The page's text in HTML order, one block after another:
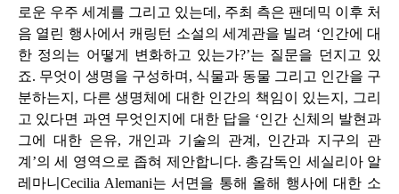
로운 우주 세계를 그리고 있는데 , 주최 측은 팬데믹 이후 처
음 열린 행사에서 캐링턴 소설의 세계관을 빌려 ‘인간에 대
한 정의는 어떻게 변화하고 있는가?’는 질문을 던지고 있
죠. 무엇이 생명을 구성하며 , 식물과 동물 그리고 인간을 구
분하는지 , 다른 생명체에 대한 인간의 책임이 있는지 , 그리
고 있다면 과연 무엇인지에 대한 답을 ‘인간 신체의 발현과
그에 대한 은유, 개인과 기술의 관계 , 인간과 지구의 관
계 ’의 세 영역으로 좁혀 제안합니다. 총감독인 세실리아 알
레마니 Cecilia Alemani는 서면을 통해 올해 행사에 대한 소